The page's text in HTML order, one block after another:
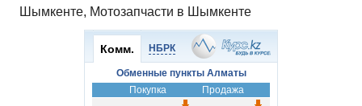
Шымкенте, Мотозапчасти в Шымкенте